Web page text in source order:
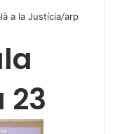
a la Justícia/arp